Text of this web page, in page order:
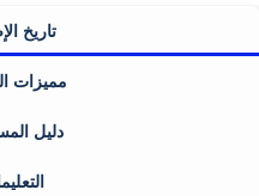
تاريخ
مميزات
دليل